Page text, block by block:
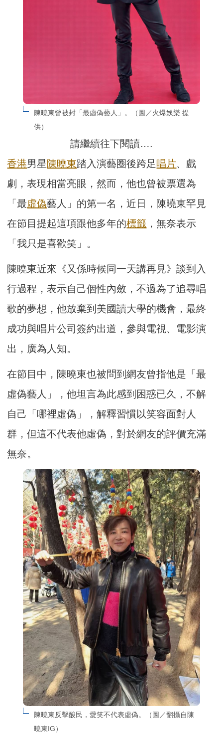
陳曉東曾被封「最虛偽藝人」。（圖／火爆娛樂 提
供）
請繼續往下閱讀….
香港男星陳曉東踏入演藝圈後跨足唱片、戲
劇，表現相當亮眼，然而，他也曾被票選為
「最虛偽藝人」的第一名，近日，陳曉東罕見
在節目提起這項跟他多年的標籤 ，無奈表示
「我只是喜歡笑」。
陳曉東近來《又係時候同一天講再見》談到入
行過程，表示自己個性內斂，不過為了追尋唱
歌的夢想，他放棄到美國讀大學的機會，最終
成功與唱片公司簽約出道，參與電視、電影演
出，廣為人知。
在節目中，陳曉東也被問到網友曾指他是「最
虛偽藝人」，他坦言為此感到困惑已久，不解
自己「哪裡虛偽」，解釋習慣以笑容面對人
群，但這不代表他虛偽，對於網友的評價充滿
無奈。
陳曉東反擊酸民，愛笑不代表虛偽。（圖／翻攝自陳
曉東IG）